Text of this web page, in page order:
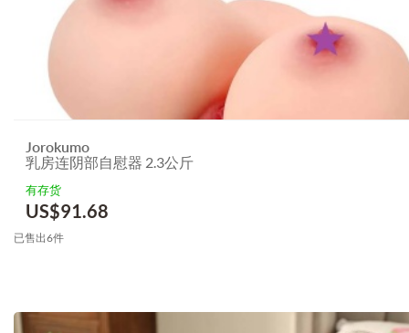
Jorokumo
乳房连阴部自慰器 2.3公斤
有存货
US$91.68
已售出6件